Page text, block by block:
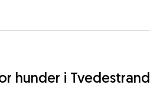
hunder i Tvedestrand